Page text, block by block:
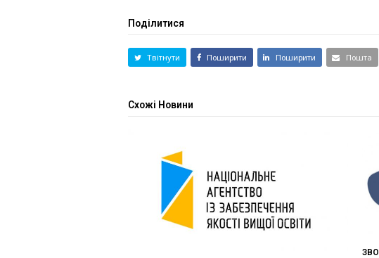
Поділитися
Твітнути Поширити Поширити Пошта
Схожі Новини
ЗВО